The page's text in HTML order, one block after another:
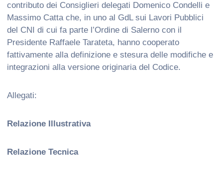
contributo dei Consiglieri delegati Domenico Condelli e
Massimo Catta che, in uno al GdL sui Lavori Pubblici
del CNI di cui fa parte l’Ordine di Salerno con il
Presidente Raffaele Tarateta, hanno cooperato
fattivamente alla definizione e stesura delle modifiche e
integrazioni alla versione originaria del Codice.
Allegati:
Relazione Illustrativa
Relazione Tecnica